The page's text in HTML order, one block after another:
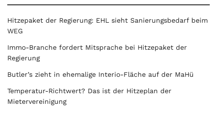
Hitzepaket der Regierung: EHL sieht Sanierungsbedarf beim
WEG
Immo-Branche fordert Mitsprache bei Hitzepaket der
Regierung
Butler’s zieht in ehemalige Interio-Fläche auf der MaHü
Temperatur-Richtwert? Das ist der Hitzeplan der
Mietervereinigung